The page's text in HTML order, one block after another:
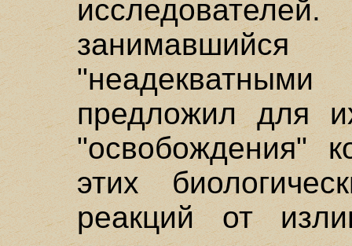
предложил для
"освобождения"
этих
реакций от